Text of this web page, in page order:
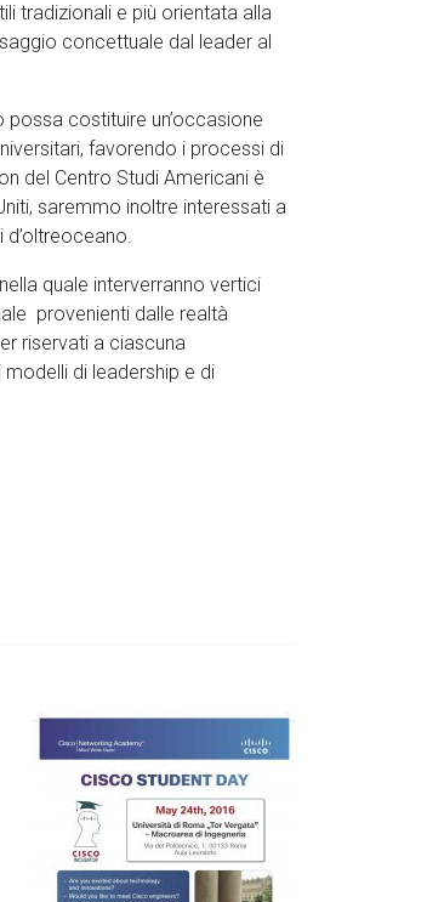
tradizionali e più orientata alla
concettuale dal leader al
possa costituire un’occasione
favorendo i processi di
del Centro Studi Americani è
saremmo inoltre interessati a
quale interverranno vertici
provenienti dalle realtà
riservati a ciascuna
di leadership e di